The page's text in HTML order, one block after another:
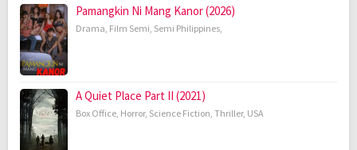
Pamangkin Ni Mang Kanor (2026)
Drama Film Semi Semi Philippines
A Quiet Place Part II (2021)
Box Office Horror, Science Fiction Thriller, USA